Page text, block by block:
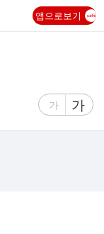
앱으로보기
글
가
글
자
가